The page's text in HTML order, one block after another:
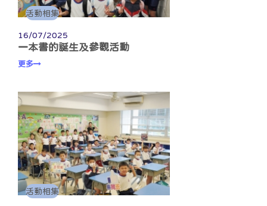
活動相集
16/07/2025
一本書的誕生及參觀活動
更多
活動相集